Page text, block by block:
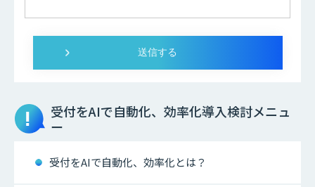
受付をAIで自動化、効率化導入検討メニュ
ー
受付をAIで自動化、効率化とは？